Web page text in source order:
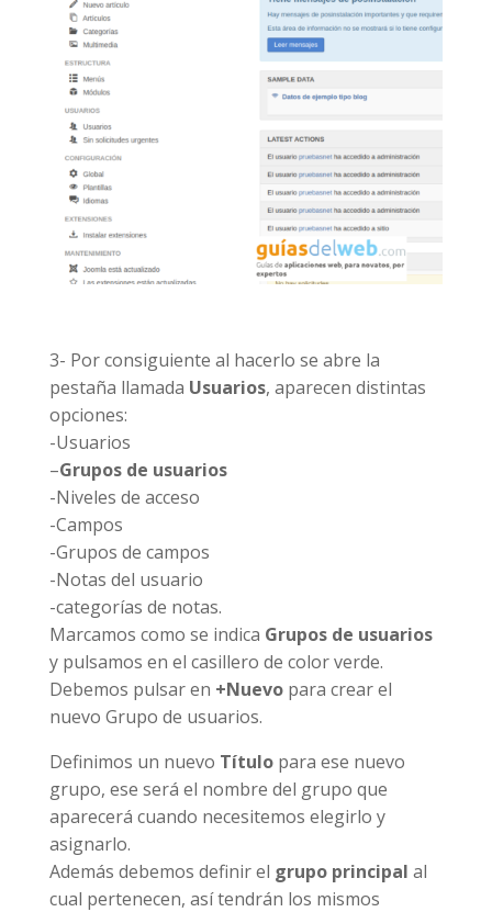
3- Por consiguiente al hacerlo se abre la
pestaña llamada Usuarios, aparecen distintas
opciones:
-Usuarios
–Grupos de usuarios
-Niveles de acceso
-Campos
-Grupos de campos
-Notas del usuario
-categorías de notas.
Marcamos como se indica Grupos de usuarios
y pulsamos en el casillero de color verde.
Debemos pulsar en +Nuevopara crear el
nuevo Grupo de usuarios.
Definimos un nuevo Títulopara ese nuevo
grupo, ese será el nombre del grupo que
aparecerá cuando necesitemos elegirlo y
asignarlo.
Además debemos definir el grupo principal al
cual pertenecen, así tendrán los mismos